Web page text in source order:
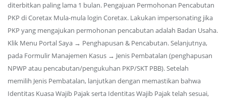
diterbitkan paling lama 1 bulan. Pengajuan Permohonan Pencabutan
PKP di Coretax Mula-mula login Coretax. Lakukan impersonating jika
PKP yang mengajukan permohonan pencabutan adalah Badan Usaha.
Klik Menu Portal Saya → Penghapusan & Pencabutan. Selanjutnya,
pada Formulir Manajemen Kasus → Jenis Pembatalan (penghapusan
NPWP atau pencabutan/pengukuhan PKP/SKT PBB). Setelah
memilih Jenis Pembatalan, lanjutkan dengan memastikan bahwa
Identitas Kuasa Wajib Pajak serta Identitas Wajib Pajak telah sesuai,